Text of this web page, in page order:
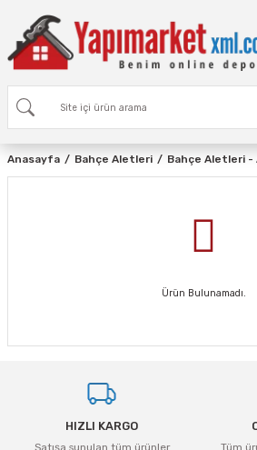
Anasayfa Bahçe Aletleri Bahçe Aletleri -
Ürün Bulunamadı.
HIZLI KARGO
Satışa sunulan tüm ürünler
Tüm